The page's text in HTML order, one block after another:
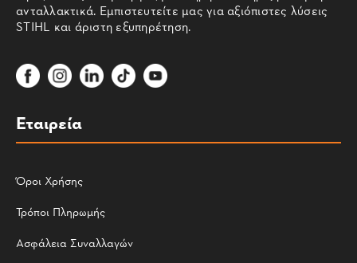
ανταλλακτικά. Εμπιστευτείτε μας για αξιόπιστες λύσεις
STIHL και άριστη εξυπηρέτηση.
Εταιρεία
Όροι Χρήσης
Τρόποι Πληρωμής
Ασφάλεια Συναλλαγών